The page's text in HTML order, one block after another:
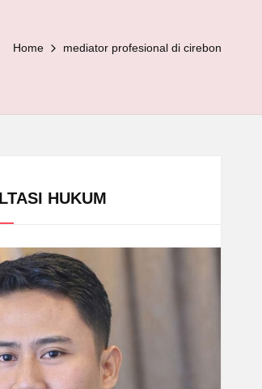
Home mediator profesional di cirebon
HUKUM